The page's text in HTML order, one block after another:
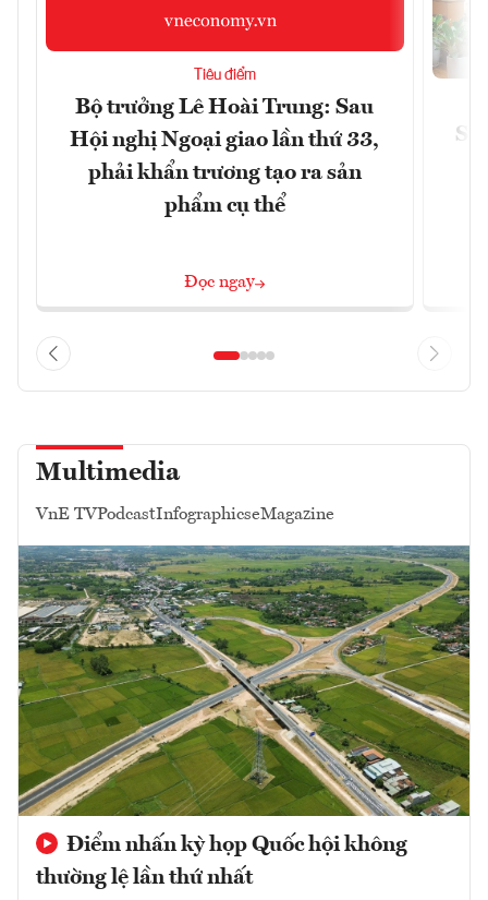
Tiêu điểm
Bộ trưởng Lê Hoài Trung: Sau
Hội nghị Ngoại giao lần thứ 33,
phải khẩn trương tạo ra sản
phẩm cụ thể
Đọc ngay
Multimedia
VnE TVPodcastInfographicseMagazine
Điểm nhấn kỳ họp Quốc hội không
thường lệ lần thứ nhất